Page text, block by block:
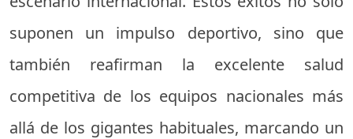
suponen un impulso deportivo, sino que
también reafirman la excelente salud
competitiva de los equipos nacionales más
allá de los gigantes habituales, marcando un